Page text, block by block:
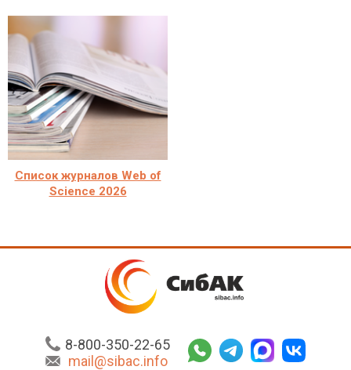
Список журналов Web of
Science 2026
8-800-350-22-65
mail@sibac.info